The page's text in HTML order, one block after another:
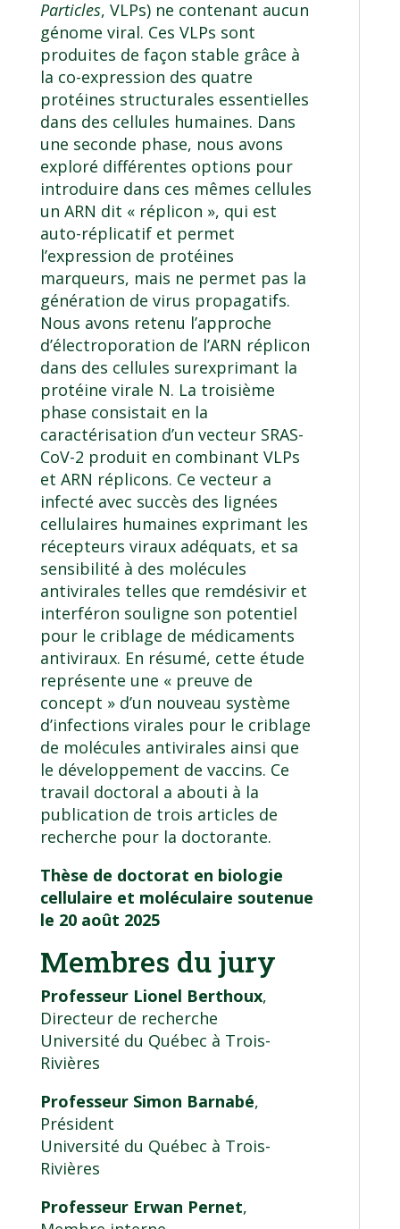
Particles, VLPs) ne contenant aucun
génome viral. Ces VLPs sont
produites de façon stable grâce à
la co-expression des quatre
protéines structurales essentielles
dans des cellules humaines. Dans
une seconde phase, nous avons
exploré différentes options pour
introduire dans ces mêmes cellules
un ARN dit « réplicon », qui est
auto-réplicatif et permet
l’expression de protéines
marqueurs, mais ne permet pas la
génération de virus propagatifs.
Nous avons retenu l’approche
d’électroporation de l’ARN réplicon
dans des cellules surexprimant la
protéine virale N. La troisième
phase consistait en la
caractérisation d’un vecteur SRAS-
CoV-2 produit en combinant VLPs
et ARN réplicons. Ce vecteur a
infecté avec succès des lignées
cellulaires humaines exprimant les
récepteurs viraux adéquats, et sa
sensibilité à des molécules
antivirales telles que remdésivir et
interféron souligne son potentiel
pour le criblage de médicaments
antiviraux. En résumé, cette étude
représente une « preuve de
concept » d’un nouveau système
d’infections virales pour le criblage
de molécules antivirales ainsi que
le développement de vaccins. Ce
travail doctoral a abouti à la
publication de trois articles de
recherche pour la doctorante.
Thèse de doctorat en biologie
cellulaire et moléculaire soutenue
le 20 août 2025
Membres du jury
Professeur Lionel Berthoux,
Directeur de recherche
Université du Québec à Trois-
Rivières
Professeur Simon Barnabé,
Président
Université du Québec à Trois-
Rivières
Professeur Erwan Pernet,